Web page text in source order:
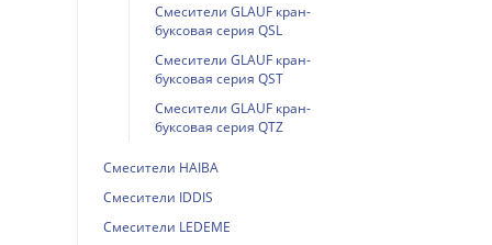
Смесители GLAUF кран-
буксовая серия QSL
Смесители GLAUF кран-
буксовая серия QST
Смесители GLAUF кран-
буксовая серия QTZ
Смесители HAIBA
Смесители IDDIS
Смесители LEDEME